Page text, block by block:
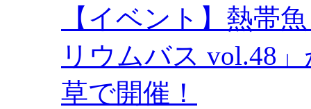
【イベント】熱帯
リウムバス vol.48
草で開催！